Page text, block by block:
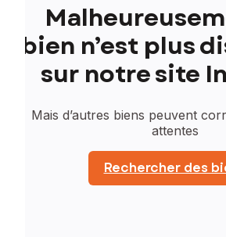
bien n’est plus
sur notre site
Mais d’autres biens peuvent
attentes
Rechercher des